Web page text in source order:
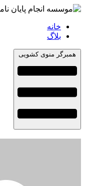
خانه
بلاگ
همبرگر منوی کشویی